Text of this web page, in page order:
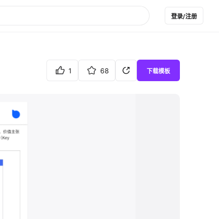
登录/注册
1 68 下载模板